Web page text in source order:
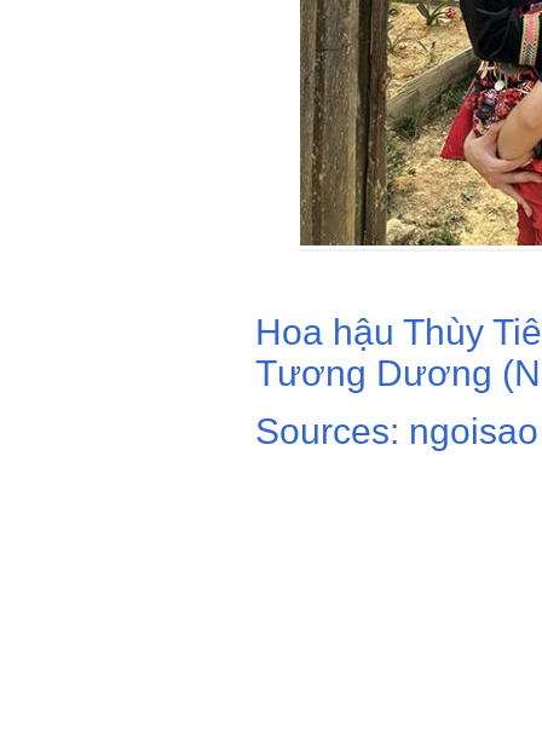
Hoa hậu Thùy
Tương Dương
Sources: ngoisao